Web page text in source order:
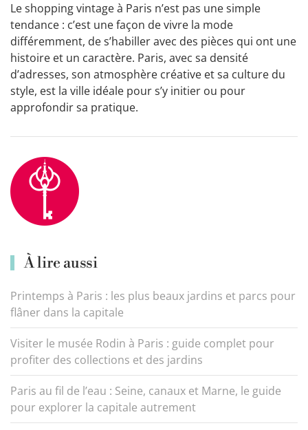
Le shopping vintage à Paris n’est pas une simple
tendance : c’est une façon de vivre la mode
différemment, de s’habiller avec des pièces qui ont une
histoire et un caractère. Paris, avec sa densité
d’adresses, son atmosphère créative et sa culture du
style, est la ville idéale pour s’y initier ou pour
approfondir sa pratique.
À lire aussi
Printemps à Paris : les plus beaux jardins et parcs pour
flâner dans la capitale
Visiter le musée Rodin à Paris : guide complet pour
profiter des collections et des jardins
Paris au fil de l’eau : Seine, canaux et Marne, le guide
pour explorer la capitale autrement